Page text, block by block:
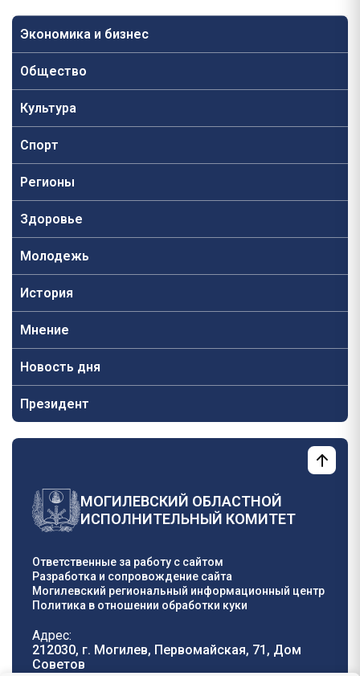
Экономика и бизнес
Общество
Культура
Спорт
Регионы
Здоровье
Молодежь
История
Мнение
Новость дня
Президент
МОГИЛЕВСКИЙ ОБЛАСТНОЙ
ИСПОЛНИТЕЛЬНЫЙ КОМИТЕТ
Ответственные за работу с сайтом
Разработка и сопровождение сайта
Могилевский региональный информационный центр
Политика в отношении обработки куки
Адрес:
212030, г. Могилев, Первомайская, 71, Дом
Cоветов